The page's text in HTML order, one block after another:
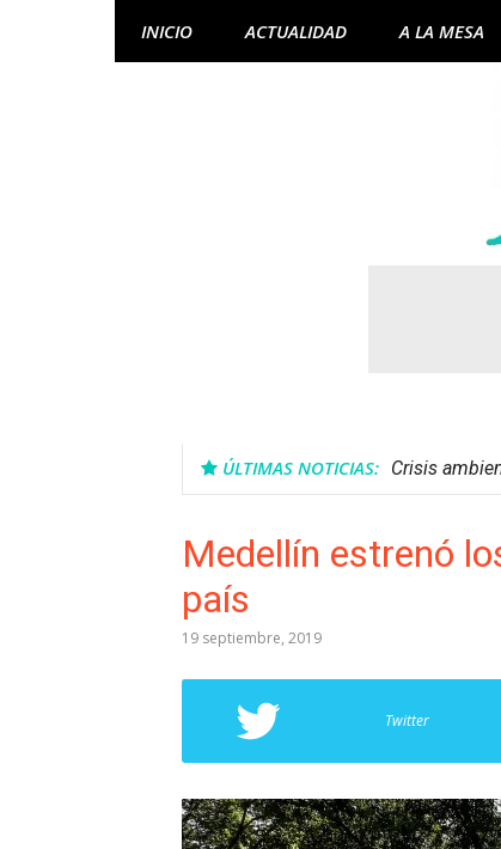
INICIO ACTUALIDAD A LA MESA
ÚLTIMAS NOTICIAS: Crisis
Medellín estrenó
país
19 septiembre, 2019
Twitter